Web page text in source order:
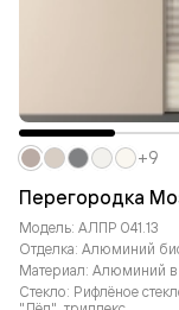
Перегородка
Модель: АЛПР 041.13
Отделка: Алюминий
Материал: Алюминий
Стекло: Рифлёное
+9